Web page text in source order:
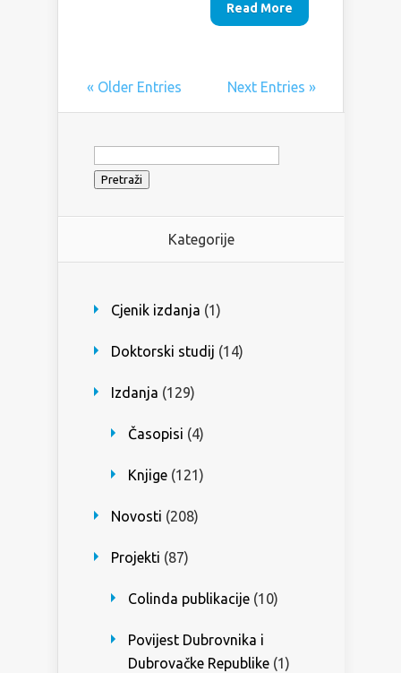
Read More
« Older Entries Next Entries »
Pretraži:
Kategorije
Cjenik izdanja (1)
Doktorski studij (14)
Izdanja (129)
Časopisi (4)
Knjige (121)
Novosti (208)
Projekti (87)
Colinda publikacije (10)
Povijest Dubrovnika i
Dubrovačke Republike (1)